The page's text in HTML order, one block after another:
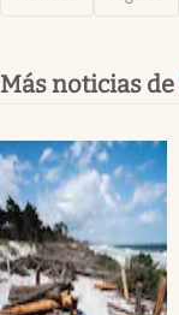
Más noticias de